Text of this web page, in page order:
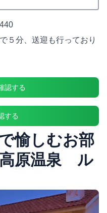
５分、送迎も行っており
認する
する
愉しむお部
原温泉 ル